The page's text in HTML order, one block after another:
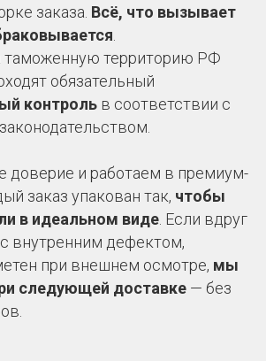
заказа. Всё, что вызывает
таможенную территорию РФ
обязательный
контроль в соответствии с
и работаем в премиум-
заказ упакован так, чтобы
в идеальном виде . Если вдруг
внутренним дефектом,
при внешнем осмотре, мы
следующей доставке — без